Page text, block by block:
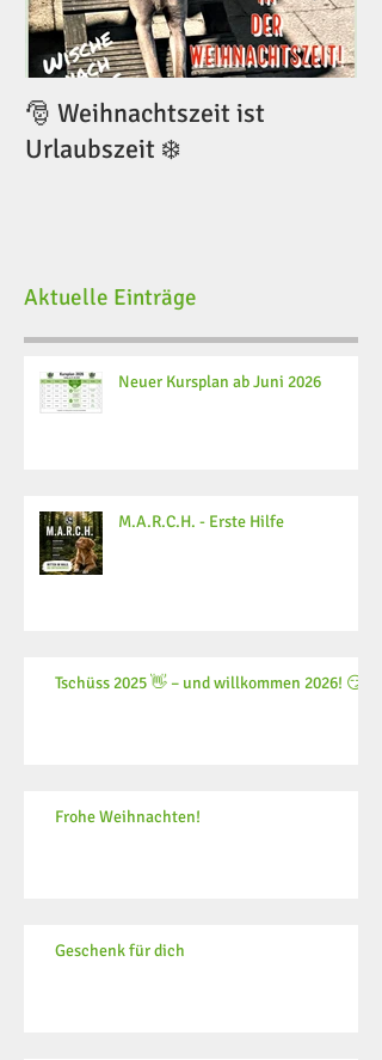
🎅 Weihnachtszeit ist
Urlaubszeit ❄️
Aktuelle Einträge
Neuer Kursplan ab Juni 2026
M.A.R.C.H. - Erste Hilfe
Tschüss 2025 👋 – und willkommen 2026! 😏
Frohe Weihnachten!
Geschenk für dich